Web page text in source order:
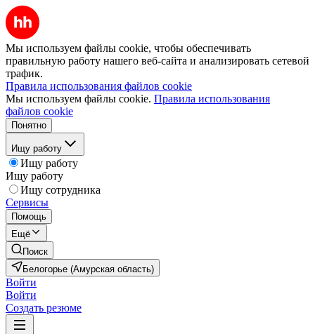
Мы используем файлы cookie, чтобы обеспечивать
правильную работу нашего веб-сайта и анализировать сетевой
трафик.
Правила использования файлов cookie
Мы используем файлы cookie. Правила использования
файлов cookie
Понятно
Ищу работу
Ищу работу
Ищу работу
Ищу сотрудника
Сервисы
Помощь
Ещё
Поиск
Белогорье (Амурская область)
Войти
Войти
Создать резюме